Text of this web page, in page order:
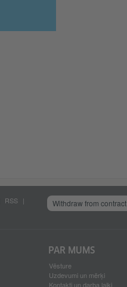
RSS
Withdraw from contract
PAR MUMS
Vēsture
Uzdevumi un mērķi
Kontakti un darba laiki